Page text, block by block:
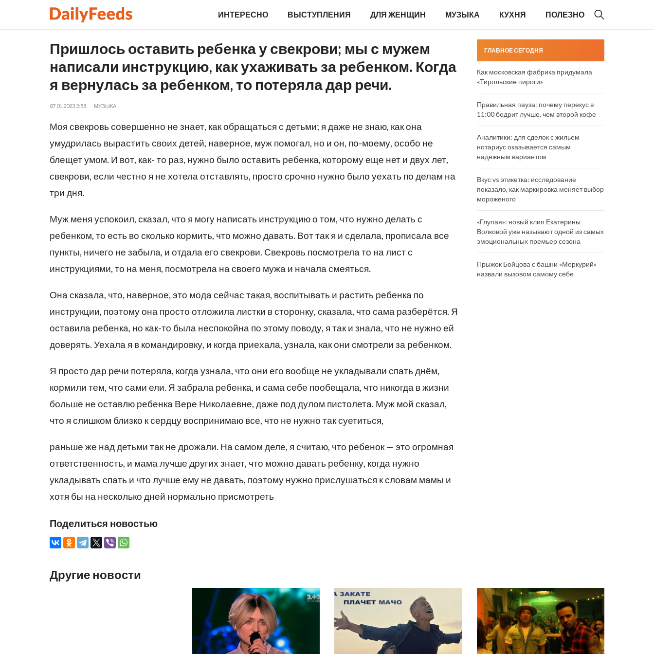
ИНТЕРЕСНО ВЫСТУПЛЕНИЯ ДЛЯ ЖЕНЩИН МУЗЫКА КУХНЯ ПОЛЕЗНО
Пришлось оставить ребенка у свекрови; мы с мужем
написали инструкцию, как ухаживать за ребенком. Когда
я вернулась за ребенком, то потеряла дар речи.
07.01.2023 2:58 МУЗЫКА
Моя свекровь совершенно не знает, как обращаться с детьми; я даже не знаю, как она
умудрилась вырастить своих детей, наверное, муж помогал, но и он, по-моему, особо не
блещет умом. И вот, как- то раз, нужно было оставить ребенка, которому еще нет и двух лет,
свекрови, если честно я не хотела отставлять, просто срочно нужно было уехать по делам на
три дня.
Муж меня успокоил, сказал, что я могу написать инструкцию о том, что нужно делать с
ребенком, то есть во сколько кормить, что можно давать. Вот так я и сделала, прописала все
пункты, ничего не забыла, и отдала его свекрови. Свекровь посмотрела то на лист с
инструкциями, то на меня, посмотрела на своего мужа и начала смеяться.
Она сказала, что, наверное, это мода сейчас такая, воспитывать и растить ребенка по
инструкции, поэтому она просто отложила листки в сторонку, сказала, что сама разберётся. Я
оставила ребенка, но как-то была неспокойна по этому поводу, я так и знала, что не нужно ей
доверять. Уехала я в командировку, и когда приехала, узнала, как они смотрели за ребенком.
Я просто дар речи потеряла, когда узнала, что они его вообще не укладывали спать днём,
кормили тем, что сами ели. Я забрала ребенка, и сама себе пообещала, что никогда в жизни
больше не оставлю ребенка Вере Николаевне, даже под дулом пистолета. Муж мой сказал,
что я слишком близко к сердцу воспринимаю все, что не нужно так суетиться,
раньше же над детьми так не дрожали. На самом деле, я считаю, что ребенок — это огромная
ответственность, и мама лучше других знает, что можно давать ребенку, когда нужно
укладывать спать и что лучше ему не давать, поэтому нужно прислушаться к словам мамы и
хотя бы на несколько дней нормально присмотреть
Поделиться новостью
ГЛАВНОЕ СЕГОДНЯ
Как московская фабрика придумала
«Тирольские пироги»
Правильная пауза: почему перекус в
11:00 бодрит лучше, чем второй кофе
Аналитики: для сделок с жильем
нотариус оказывается самым
надежным вариантом
Вкус vs этикетка: исследование
показало, как маркировка меняет выбор
мороженого
«Глупая»: новый клип Екатерины
Волковой уже называют одной из самых
эмоциональных премьер сезона
Прыжок Бойцова с башни «Меркурий»
назвали вызовом самому себе
Другие новости